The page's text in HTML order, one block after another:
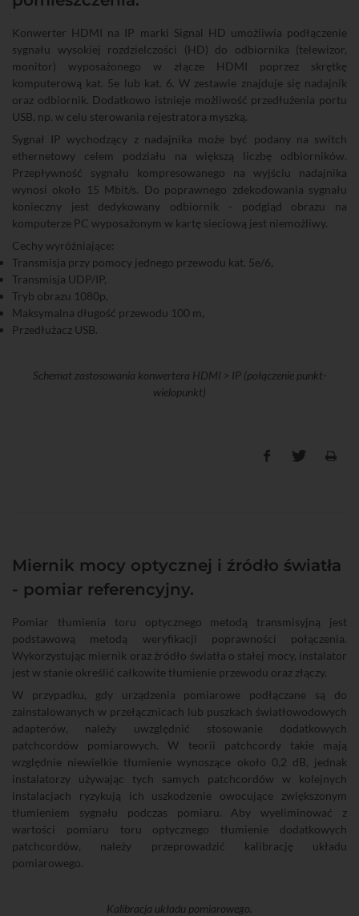
Konwerter HDMI na IP marki Signal HD umożliwia podłączenie
sygnału wysokiej rozdzielczości (HD) do odbiornika (telewizor,
monitor) wyposażonego w złącze HDMI poprzez skrętkę
komputerową kat. 5e lub kat. 6. W zestawie znajduje się nadajnik
oraz odbiornik. Dodatkowo istnieje możliwość przedłużenia portu
USB, np. w celu sterowania rejestratora myszką.
Sygnał IP wychodzący z nadajnika może być podany na switch
ethernetowy celem podziału na większą liczbę odbiorników.
Przepływność sygnału kompresowanego na wyjściu nadajnika
wynosi około 15 Mbit/s. Do poprawnego zdekodowania sygnału
konieczny jest dedykowany odbiornik - podgląd obrazu na
komputerze PC wyposażonym w kartę sieciową jest niemożliwy.
Cechy wyróżniające:
Transmisja przy pomocy jednego przewodu kat. 5e/6,
Transmisja UDP/IP,
Tryb obrazu 1080p,
Maksymalna długość przewodu 100 m,
Przedłużacz USB.
Schemat zastosowania konwertera HDMI > IP (połączenie punkt-
wielopunkt)
Miernik mocy optycznej i źródło światła
- pomiar referencyjny.
Pomiar tłumienia toru optycznego metodą transmisyjną jest
podstawową metodą weryfikacji poprawności połączenia.
Wykorzystując miernik oraz źródło światła o stałej mocy, instalator
jest w stanie określić całkowite tłumienie przewodu oraz złączy.
W przypadku, gdy urządzenia pomiarowe podłączane są do
zainstalowanych w przełącznicach lub puszkach światłowodowych
adapterów, należy uwzględnić stosowanie dodatkowych
patchcordów pomiarowych. W teorii patchcordy takie mają
względnie niewielkie tłumienie wynoszące około 0,2 dB, jednak
instalatorzy używając tych samych patchcordów w kolejnych
instalacjach ryzykują ich uszkodzenie owocujące zwiększonym
tłumieniem sygnału podczas pomiaru. Aby wyeliminować z
wartości pomiaru toru optycznego tłumienie dodatkowych
patchcordów, należy przeprowadzić kalibrację układu
pomiarowego.
Kalibracja układu pomiarowego.